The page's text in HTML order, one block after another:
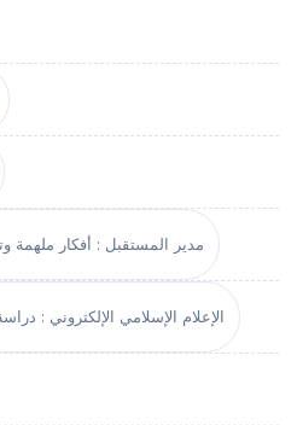
مدير المستقبل : أفكار ملهمة
الإعلام الإسلامي الإلكتروني :